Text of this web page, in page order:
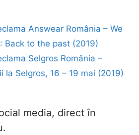
Answear România – We
Back to the past (2019)
Selgros România –
la Selgros, 16 – 19 mai (2019)
media, direct în